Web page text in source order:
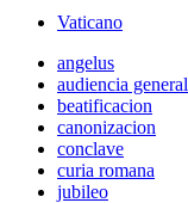
Vaticano
angelus
audiencia general
beatificacion
canonizacion
conclave
curia romana
jubileo